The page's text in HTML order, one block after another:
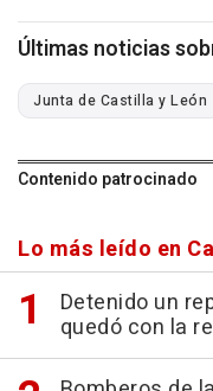
Últimas noticias
Junta de Castilla y León
Contenido patrocinado
Lo más leído en
Detenido un
quedó con la